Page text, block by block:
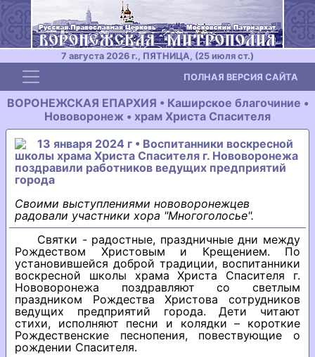
7 августа 2026 г., ПЯТНИЦА, (25 июля ст.)
Toggle navigation ПОЛНАЯ ВЕРСИЯ САЙТА
ВОРОНЕЖСКАЯ ЕПАРХИЯ • Каширское благочиние •
Hововоpонеж • хpам Хpиста Спасителя
13 января 2024 г • Воспитанники воскресной
школы храма Христа Спасителя г. Нововоронежа
поздравили работников ведущих предприятий
города
Своими выступлениями нововоронежцев
радовали участники хора "Многоголосье".
Святки - радостные, праздничные дни между
Рождеством Христовым и Крещением. По
установившейся доброй традиции, воспитанники
воскресной школы храма Христа Спасителя г.
Нововоронежа поздравляют со светлым
праздником Рождества Христова сотрудников
ведущих предприятий города. Дети читают
стихи, исполняют песни и колядки – короткие
Рождественские песнопения, повествующие о
рождении Спасителя.